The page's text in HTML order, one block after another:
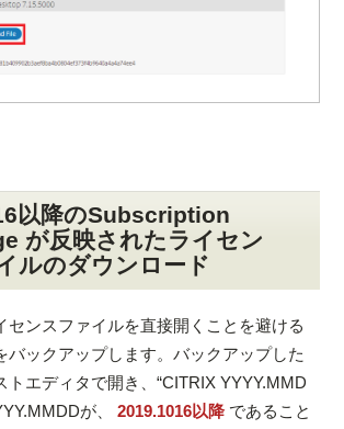
以降のSubscription
が反映されたライセン
ルのダウンロード
センスファイルを直接開くことを避ける
バックアップします。バックアップした
トエディタで開き、“CITRIX YYYY.MMD
が、
2019.1016以降 であること